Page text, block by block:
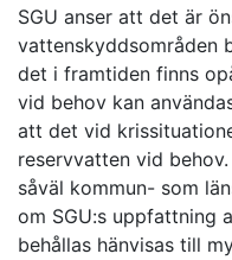
SGU anser att det är
vattenskyddsområden
det i framtiden finns
vid behov kan
att det vid
reservvatten vid
såväl kommun- som
om SGU:s uppfattning
behållas hänvisas till